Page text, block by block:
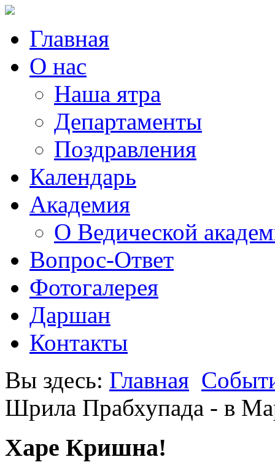
Главная
О нас
Наша ятра
Департаменты
Поздравления
Календарь
Академия
О Ведической
Вопрос-Ответ
Фотогалерея
Даршан
Контакты
Вы здесь: Главная
Шрила Прабхупада - в
Харе Кришна!